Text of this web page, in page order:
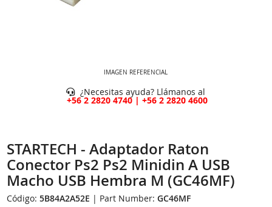
IMAGEN REFERENCIAL
¿Necesitas ayuda? Llámanos al
+56 2 2820 4740 | +56 2 2820 4600
STARTECH - Adaptador Raton
Conector Ps2 Ps2 Minidin A USB
Macho USB Hembra M (GC46MF)
Código:5B84A2A52E | Part Number:GC46MF